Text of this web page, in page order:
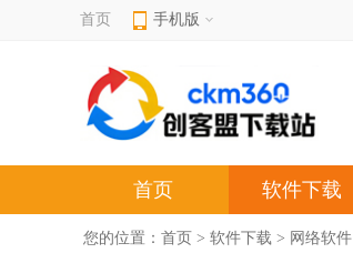
首页 手机版
首页 软件下载
您的位置： 首页 > 软件下载 > 网络软件